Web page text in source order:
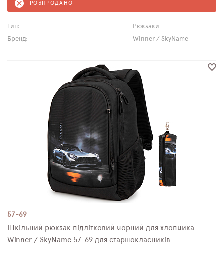
РОЗПРОДАНО
Тип:
Рюкзаки
Бренд:
Winner / SkyName
57-69
Шкільний рюкзак підлітковий чорний для хлопчика
Winner / SkyName 57-69 для старшокласників